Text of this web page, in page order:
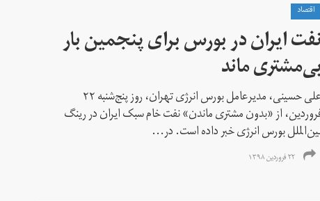
اقتصاد
ایران در بورس برای پنجمین بار
بی‌مشتری ماند
علی حسینی، مدیرعامل بورس انرژی تهران، روز پنج‌شنبه ۲۲
از «بدون مشتری ماندن» نفت خام سبک ایران در رینگ
بورس انرژی خبر داده است. در...
۲۲ فروردین ۱۳۹۸